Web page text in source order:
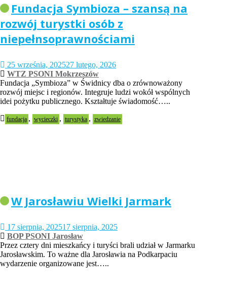
Fundacja Symbioza – szansą na
rozwój turystki osób z
niepełnsoprawnościami
25 września, 202527 lutego, 2026
WTZ PSONI Mokrzeszów
Fundacja „Symbioza” w Świdnicy dba o zrównoważony
rozwój miejsc i regionów. Integruje ludzi wokół wspólnych
idei pożytku publicznego. Kształtuje świadomość…..
fundacja , wycieczki , turystyka , zwiedzanie
W Jarosławiu Wielki Jarmark
17 sierpnia, 202517 sierpnia, 2025
BOP PSONI Jarosław
Przez cztery dni mieszkańcy i turyści brali udział w Jarmarku
Jarosławskim. To ważne dla Jarosławia na Podkarpaciu
wydarzenie organizowane jest…..